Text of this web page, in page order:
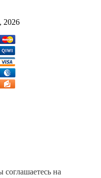
2026
соглашаетесь на